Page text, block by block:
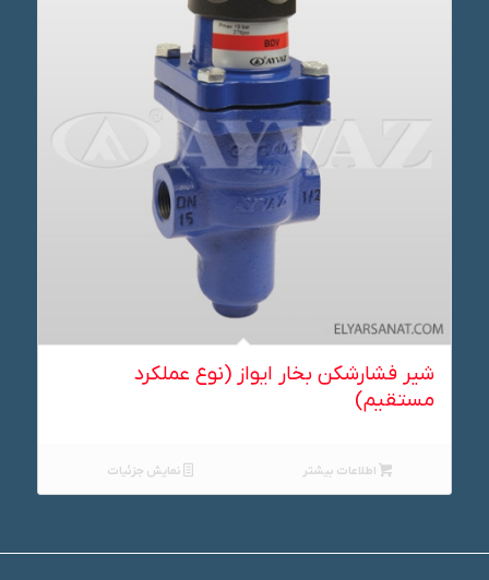
شیر فشارشکن بخار ایواز (نوع عملکرد
مستقیم)
اطلاعات بیشتر نمایش جزئیات